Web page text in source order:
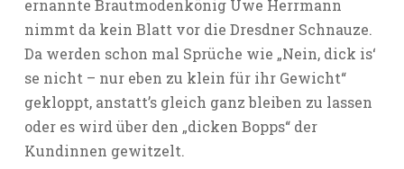
ernannte Brautmodenkönig Uwe Herrmann
nimmt da kein Blatt vor die Dresdner Schnauze.
Da werden schon mal Sprüche wie „Nein, dick is‘
se nicht – nur eben zu klein für ihr Gewicht“
gekloppt, anstatt’s gleich ganz bleiben zu lassen
oder es wird über den „dicken Bopps“ der
Kundinnen gewitzelt.